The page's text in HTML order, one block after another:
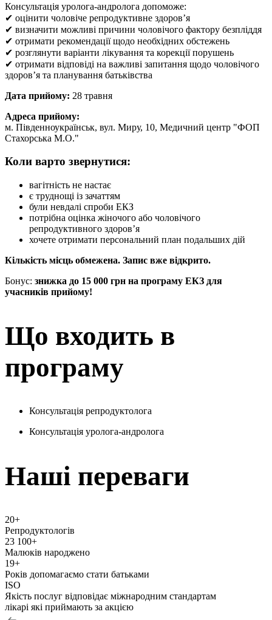
Консультація уролога-андролога допоможе:
✔ оцінити чоловіче репродуктивне здоров’я
✔ визначити можливі причини чоловічого фактору безпліддя
✔ отримати рекомендації щодо необхідних обстежень
✔ розглянути варіанти лікування та корекції порушень
✔ отримати відповіді на важливі запитання щодо чоловічого
здоров’я та планування батьківства
Дата прийому: 28 травня
Адреса прийому:
м. Південноукраїнськ, вул. Миру, 10, Медичний центр "ФОП
Стахорська М.О."
Коли варто звернутися:
вагітність не настає
є труднощі із зачаттям
були невдалі спроби ЕКЗ
потрібна оцінка жіночого або чоловічого
репродуктивного здоров’я
хочете отримати персональний план подальших дій
Кількість місць обмежена. Запис вже відкрито.
Бонус: знижка до 15 000 грн на програму ЕКЗ для
учасників прийому!
Що входить в
програму
Консультація репродуктолога
Консультація уролога-андролога
Нашi переваги
20+
Репродуктологів
23 100+
Малюків народжено
19+
Років допомагаємо стати батьками
ISO
Якість послуг відповідає міжнародним стандартам
лiкарі які приймають за акцією